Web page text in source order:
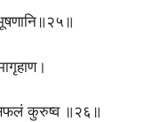
कुरुष्व ॥२६॥